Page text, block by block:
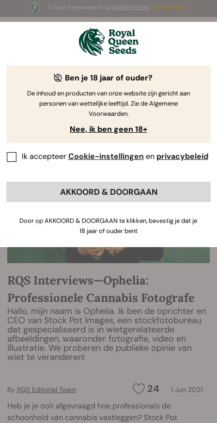
4.7 van 5 gebaseerd op 58690 reviews
☀️ Summer Sales: tot wel 50% korting
op geselecteerde producten! ⏤
The RQS Blog
Cannabis Lifestyle Blogs
RQS Interviews—Ophelia:
Professionele Cannabis Fotografe
Hallo, mijn naam is Ophelia. Ik ben de oprichter en
CEO van Stock Pot Images, een stockfotobureau
dat gespecialiseerd is in wietgerelateerde
afbeeldingen, waaronder fotografie, video en
illustratie. We proberen de publieke opinie van
wiet te veranderen!
24 1 Jun 2021
By RQS Editorial Team
Heb je je ooit afgevraagd hoe professionals de
schoonheid van cannabis vastleggen? Stock Pot
Ben je 18 jaar of ouder?
De inhoud en producten van onze website zijn gericht aan
personen van wettelijke leeftijd. Zie de Algemene
Voorwaarden.
Nee, ik ben geen 18+
Ik accepteerCookie-instellingen en privacybeleid
AKKOORD & DOORGAAN
Door op AKKOORD & DOORGAAN te klikken, bevestig je dat je
18 jaar of ouder bent